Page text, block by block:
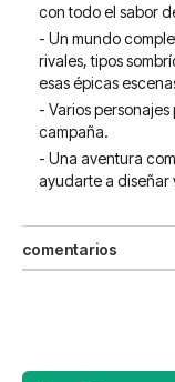
con todo el sabor
- Un mundo
rivales, tipos
esas épicas
- Varios
campaña.
- Una aventura
ayudarte a diseñar
comentarios